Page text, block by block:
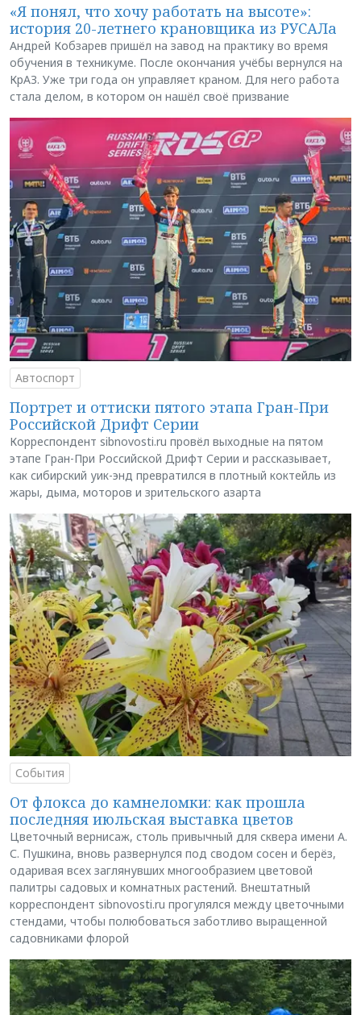
«Я понял, что хочу работать на высоте»:
история 20-летнего крановщика из РУСАЛа
Андрей Кобзарев пришёл на завод на практику во время
обучения в техникуме. После окончания учёбы вернулся на
КрАЗ. Уже три года он управляет краном. Для него работа
стала делом, в котором он нашёл своё призвание
Автоспорт
Портрет и оттиски пятого этапа Гран-При
Российской Дрифт Серии
Корреспондент sibnovosti.ru провёл выходные на пятом
этапе Гран-При Российской Дрифт Серии и рассказывает,
как сибирский уик-энд превратился в плотный коктейль из
жары, дыма, моторов и зрительского азарта
События
От флокса до камнеломки: как прошла
последняя июльская выставка цветов
Цветочный вернисаж, столь привычный для сквера имени А.
С. Пушкина, вновь развернулся под сводом сосен и берёз,
одаривая всех заглянувших многообразием цветовой
палитры садовых и комнатных растений. Внештатный
корреспондент sibnovosti.ru прогулялся между цветочными
стендами, чтобы полюбоваться заботливо выращенной
садовниками флорой